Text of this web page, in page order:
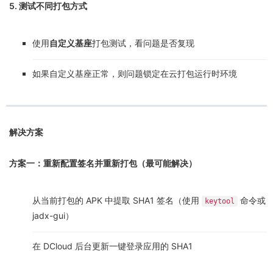
5. 测试不同打包方式
使用自定义基座打包测试，看问题是否复现
如果自定义基座正常，则问题锁定在云打包运行时环境
解决方案
方案一：重新配置签名并重新打包（最可能解决）
从当前打包的 APK 中提取 SHA1 签名（使用 keytool
命令或
jadx-gui）
在 DCloud 后台更新一键登录应用的 SHA1